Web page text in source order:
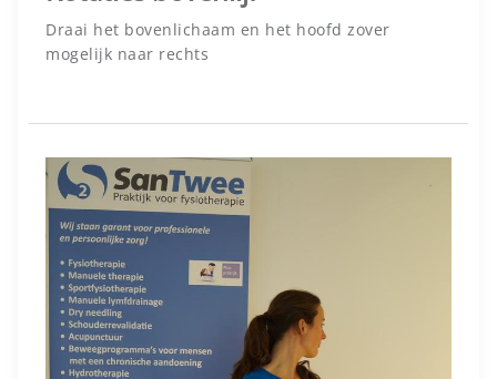
Draai het bovenlichaam en het hoofd zover
mogelijk naar rechts